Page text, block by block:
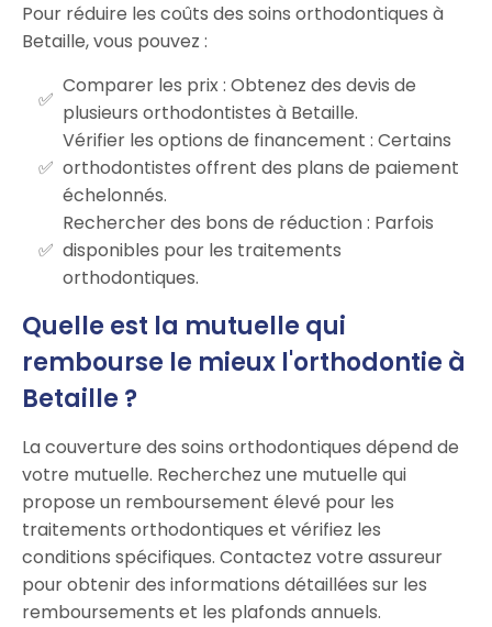
Pour réduire les coûts des soins orthodontiques à
Betaille, vous pouvez :
Comparer les prix : Obtenez des devis de
plusieurs orthodontistes à Betaille.
Vérifier les options de financement : Certains
orthodontistes offrent des plans de paiement
échelonnés.
Rechercher des bons de réduction : Parfois
disponibles pour les traitements
orthodontiques.
Quelle est la mutuelle qui
rembourse le mieux l'orthodontie à
Betaille ?
La couverture des soins orthodontiques dépend de
votre mutuelle. Recherchez une mutuelle qui
propose un remboursement élevé pour les
traitements orthodontiques et vérifiez les
conditions spécifiques. Contactez votre assureur
pour obtenir des informations détaillées sur les
remboursements et les plafonds annuels.